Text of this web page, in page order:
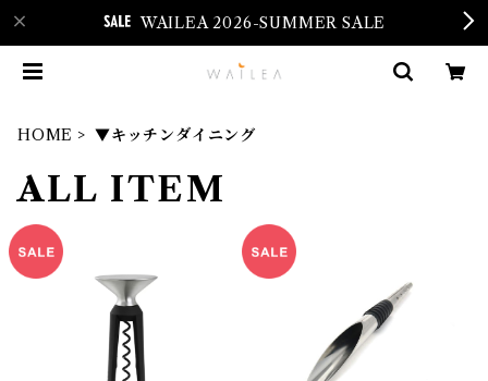
WAILEA 2026-SUMMER SALE
HOME ▼キッチンダイニング
ALL ITEM